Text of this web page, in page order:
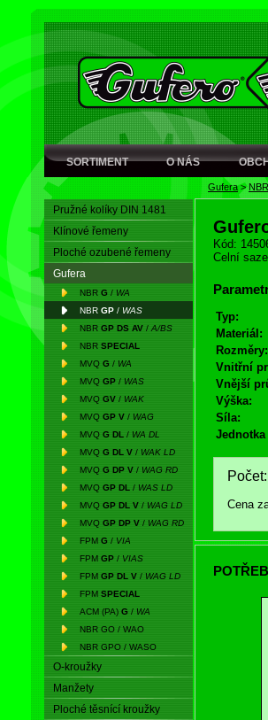
SORTIMENT O NÁS
Gufera>
Pružné kolíky DIN 1481
Klínové řemeny
Ploché ozubené řemeny
Gufera
NBR G / WA
NBR GP / WAS
NBR GP DS AV / A/BS
NBR SPECIAL
MVQ G / WA
MVQ GP / WAS
MVQ GV / WAK
MVQ GP V / WAG
MVQ G DL / WA DL
MVQ G DL V / WAK LD
MVQ G DP V / WAG RD
MVQ GP DL / WAS LD
MVQ GP DL V / WAG LD
MVQ GP DP V / WAG RD
FPM G / VIA
FPM GP / VIAS
FPM GP DL V / WAG LD
FPM SPECIAL
ACM (PA) G / WA
NBR GO / WAO
NBR GPO / WASO
O-kroužky
Manžety
Ploché těsnící kroužky
Kód:
Celní
Typ:
Materiál:
Rozměry:
Vnitřní
Vnější
Výška:
Síla:
Počet:
Cena